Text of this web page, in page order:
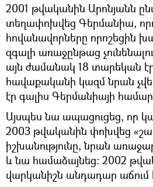
2001 թվականին Արոնյանն
տեղափոխվեց Գերմանիա,
հովանավորները որոշեցին
զգալի առաջընթաց
այն ժամանակ 18 տարեկան
հավաքականի կազմ նրան
էր գալիս Գերմանիայի
Այսպես նա ապացուցեց, որ
2003 թվականին փոխվեց
իշխանությունը, նրան
և նա համաձայնեց։ 2002
վարկանիշն անդադար աճում